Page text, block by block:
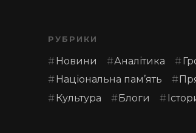
РУБРИКИ
Новини Аналітика
Національна пам’ять
Культура
Блоги